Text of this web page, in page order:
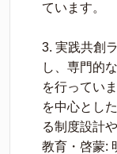
ています。
3. 実践共創
し、専門的
を行ってい
を中心とし
る制度設計
教育・啓蒙: